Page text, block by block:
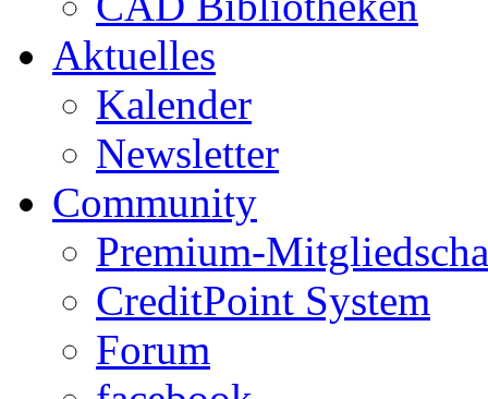
Aktuelles
Kalender
Newsletter
Community
Premium-
CreditPoint System
Forum